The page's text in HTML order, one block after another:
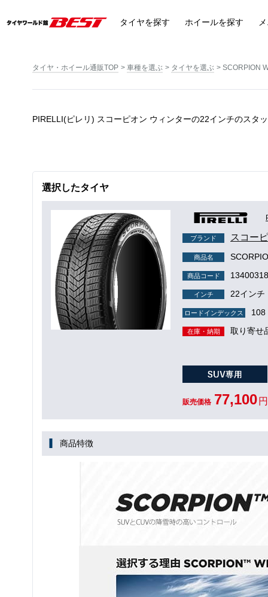
タイヤを探す ホイールを探す
タイヤ・ホイール通販TOP 車種を選ぶ タイヤを選ぶ SCORPION
PIRELLI(ピレリ) スコーピオン ウィンターの22インチのスタ
選択したタイヤ
ブランド スコー
商品名
商品コード 13400318
インチ 22インチ
ロードインデックス 108
在庫・納期 取り寄せ
販売価格 77,100 円
商品特徴